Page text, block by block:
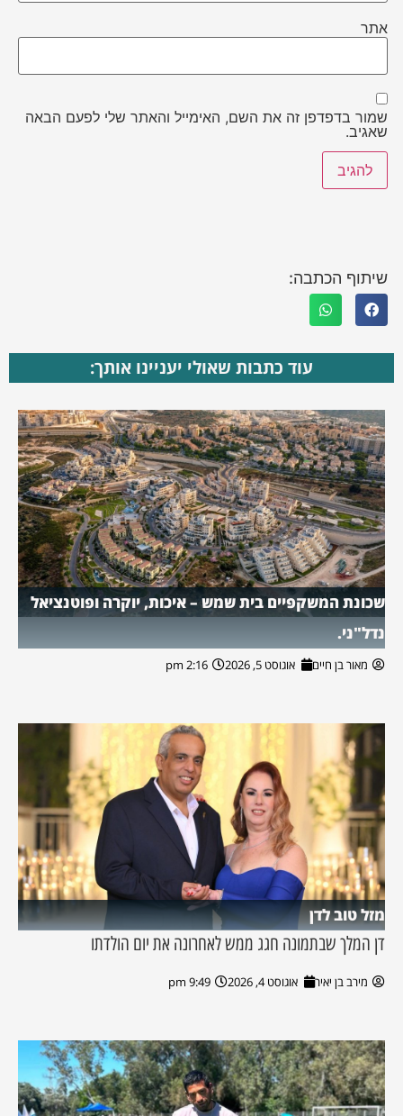
אתר
שמור בדפדפן זה את השם, האימייל והאתר שלי לפעם הבאה
שאגיב.
שיתוף הכתבה:
עוד כתבות שאולי יעניינו אותך:
שכונת המשקפיים בית שמש – איכות, יוקרה ופוטנציאל
נדל"ני.
מאור בן חיים אוגוסט 5, 2026 2:16 pm
מזל טוב לדן
דן המלך שבתמונה חגג ממש לאחרונה את יום הולדתו
מירב בן יאיר אוגוסט 4, 2026 9:49 pm